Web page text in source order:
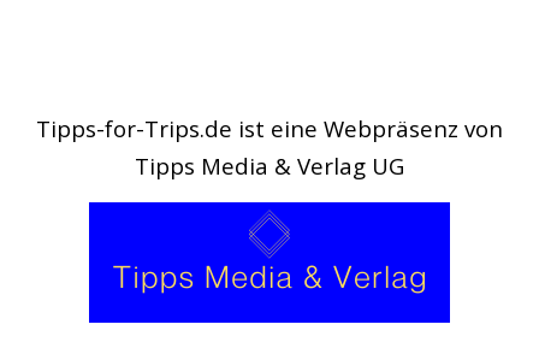
Tipps-for-Trips.de ist eine Webpräsenz von
Tipps Media & Verlag UG